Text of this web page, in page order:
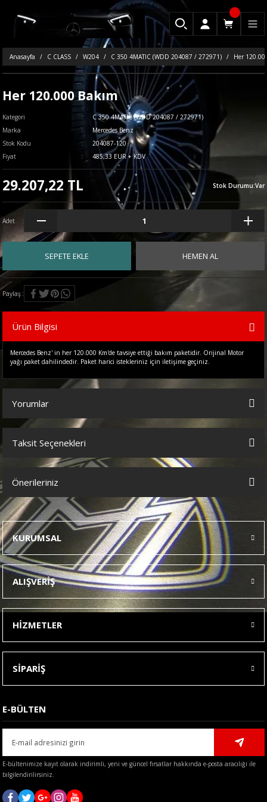
Anasayfa C CLASS W204 C 350 4MATIC (WDD 204087 / 272971) Her
Her 120.000 Bakım
Kategori
C 350 4MATIC (WDD 204087 / 272971)
Marka
Mercedes Benz
Stok Kodu
204087-120
Fiyat
485,33 EUR + KDV
29.207,22 TL Stok Durumu:Var
Adet
SEPETE EKLE HEMEN AL
Paylaş
Ürün Bilgisi
Mercedes Benz' in her 120.000 Km'de tavsiye ettiği bakım paketidir. Orijinal Motor
yağı paket dahilindedir. Paket harici istekleriniz için iletişime geçiniz.
Yorumlar
Bu ürüne ilk yorumu siz yapın!
Taksit Seçenekleri
Önerileriniz
Bu ürünün fiyat bilgisi, resim, ürün açıklamalarında ve diğer
konularda yetersiz gördüğünüz noktaları öneri formunu kullanarak
tarafımıza iletebilirsiniz.
Görüş ve önerileriniz için teşekkür ederiz.
Ürün resmi kalitesiz, bozuk veya görüntülenemiyor.
Ürün açıklamasında eksik bilgiler bulunuyor.
Ürün bilgilerinde hatalar bulunuyor.
Ürün fiyatı diğer sitelerden daha pahalı.
Bu ürüne benzer farklı alternatifler olmalı.
Gönder
KURUMSAL
ALIŞVERİŞ
HİZMETLER
SİPARİŞ
E-BÜLTEN
E-bültenimize kayıt olarak indirimli, yeni ve güncel fırsatlar hakkında e-posta aracılığı ile
bilgilendirilirsiniz.